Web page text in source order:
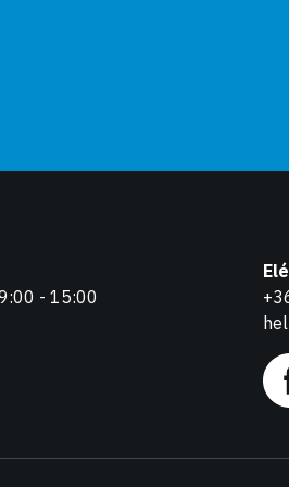
- 15:00